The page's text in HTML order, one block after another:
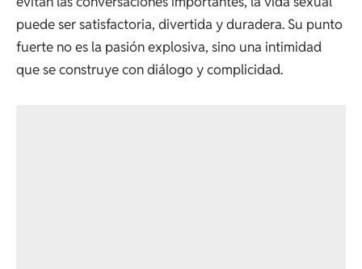
puede ser satisfactoria, divertida y duradera. Su punto
fuerte no es la pasión explosiva, sino una intimidad
que se construye con diálogo y complicidad.